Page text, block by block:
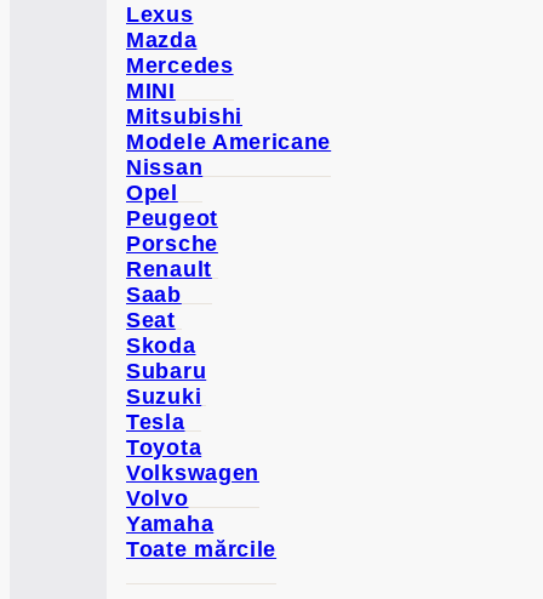
Lexus
Mazda
Mercedes
MINI
Mitsubishi
Modele Americane
Nissan
Opel
Peugeot
Porsche
Renault
Saab
Seat
Skoda
Subaru
Suzuki
Tesla
Toyota
Volkswagen
Volvo
Yamaha
Toate mărcile